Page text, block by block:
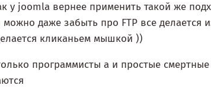
у joomla вернее применить такой же
можно даже забыть про FTP все делается
кликаньем мышкой ))
программисты а и простые